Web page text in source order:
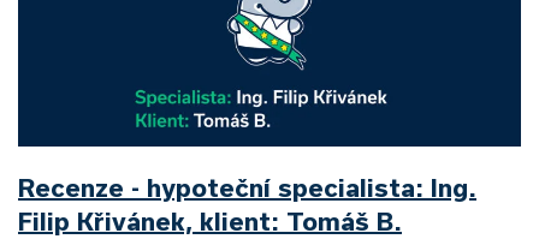
Recenze - hypoteční specialista: Ing.
Filip Křivánek, klient: Tomáš B.